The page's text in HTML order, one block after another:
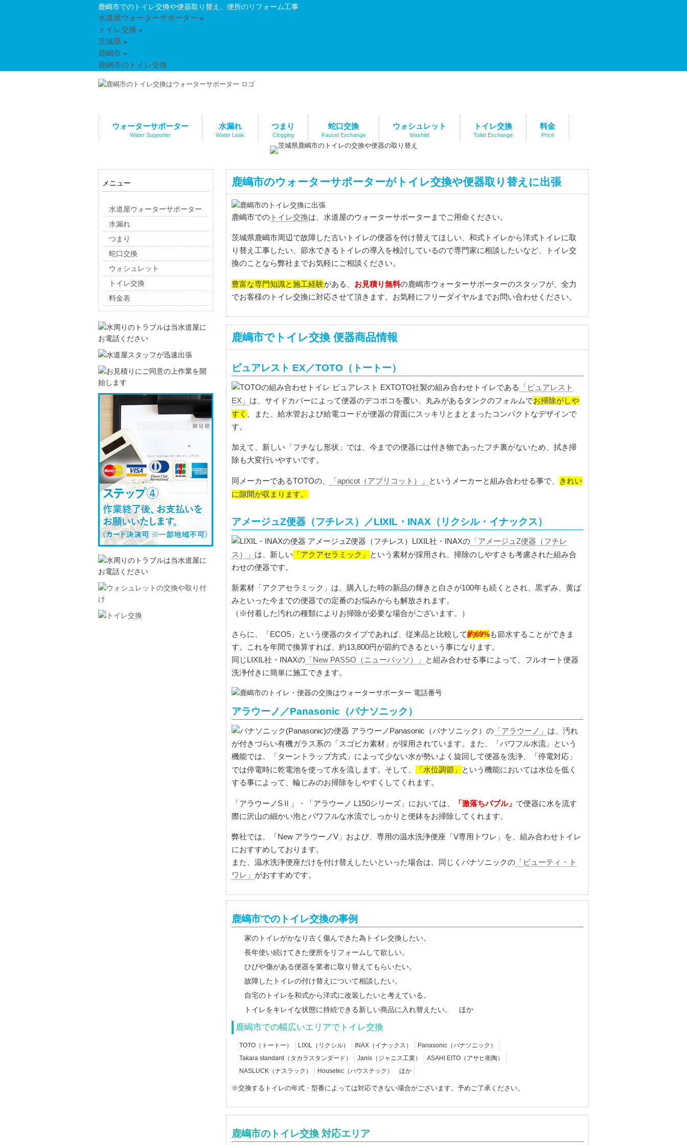
鹿嶋市でのトイレ交換や便器取り替え、便所のリフォーム工事
水道屋ウォーターサポーター »
トイレ交換 »
茨城県 »
鹿嶋市 »
鹿嶋市のトイレ交換
ウォーターサポーター
Water Supporter
水漏れ
Water Leak
つまり
Clogging
蛇口交換
Faucet Exchange
ウォシュレット
Washlet
トイレ交換
Toilet Exchange
料金
Price
鹿嶋市のウォーターサポーターがトイレ交換や便器取り替えに出張
鹿嶋市での トイレ交換は、水道屋のウォーターサポーターまでご用命ください。
茨城県鹿嶋市周辺で故障した古いトイレの便器を付け替えてほしい、和式トイレから洋式トイレに取
り替え工事したい、節水できるトイレの導入を検討しているので専門家に相談したいなど、トイレ交
換のことなら弊社までお気軽にご相談ください。
豊富な専門知識と施工経験がある、 お見積り無料の鹿嶋市ウォーターサポーターのスタッフが、全力
でお客様のトイレ交換に対応させて頂きます。お気軽にフリーダイヤルまでお問い合わせください。
鹿嶋市でトイレ交換 便器商品情報
ピュアレスト EX／TOTO（トートー）
TOTO社製の組み合わせトイレである
「ピュアレスト
EX」 は、サイドカバーによって便器のデコボコを覆い、丸みがあるタンクのフォルムでお掃除がしや
すく
、また、給水管および給電コードが便器の背面にスッキリとまとまったコンパクトなデザインで
す。
加えて、新しい「フチなし形状」では、今までの便器には付き物であったフチ裏がないため、拭き掃
除も大変行いやすいです。
同メーカーであるTOTOの、 「apricot（アプリコット）」 というメーカーと組み合わせる事で、
きれい
に隙間が収まります。
アメージュZ便器（フチレス）／LIXIL・INAX（リクシル・イナックス）
LIXIL社・INAXの 「アメージュZ便器（フチレ
ス）」 は、新しい 「アクアセラミック」
という素材が採用され、掃除のしやすさも考慮された組み合
わせの便器です。
新素材「アクアセラミック」は、購入した時の新品の輝きと白さが100年も続くとされ、黒ずみ、黄ば
みといった今までの便器での定番のお悩みからも解放されます。
（※付着した汚れの種類によりお掃除が必要な場合がございます。）
さらに、「ECO5」という便器のタイプであれば、従来品と比較して約69%も節水することができま
す。これを年間で換算すれば、約13,800円が節約できるという事になります。
同じLIXIL社・INAXの 「New PASSO（ニューパッソ）」
と組み合わせる事によって、フルオート便器
洗浄付きに簡単に施工できます。
アラウーノ／Panasonic（パナソニック）
Panasonic（パナソニック）の 「アラウーノ」 は、汚れ
が付きづらい有機ガラス系の「スゴピカ素材」が採用されています。また、「パワフル水流」という
機能では、「ターントラップ方式」によって少ない水が勢いよく旋回して便器を洗浄、「停電対応」
では停電時に乾電池を使って水を流します。そして、
「水位調節」
という機能においては水位を低く
する事によって、輪じみのお掃除をしやすくしてくれます。
「アラウーノSⅡ」・「アラウーノ L150シリーズ」においては、 「激落ちバブル」 で便器に水を流す
際に沢山の細かい泡とパワフルな水流でしっかりと便鉢をお掃除してくれます。
弊社では、「New アラウーノV」および、専用の温水洗浄便座「V専用トワレ」を、組み合わせトイレ
におすすめしております。
また、温水洗浄便座だけを付け替えしたいといった場合は、同じくパナソニックの 「ビューティ・ト
ワレ」 がおすすめです。
鹿嶋市でのトイレ交換の事例
家のトイレがかなり古く傷んできた為トイレ交換したい。
長年使い続けてきた便所をリフォームして欲しい。
ひびや傷がある便器を業者に取り替えてもらいたい。
故障したトイレの付け替えについて相談したい。
自宅のトイレを和式から洋式に改装したいと考えている。
トイレをキレイな状態に持続できる新しい商品に入れ替えたい。 ほか
鹿嶋市での幅広いエリアでトイレ交換
TOTO（トートー） LIXIL（リクシル） INAX（イナックス）
Panasonic（パナソニック）
Takara standard（タカラスタンダード）
Janis（ジャニス工業）
ASAHI EITO（アサヒ衛陶）
NASLUCK（ナスラック）
Housetec（ハウステック） ほか
※交換するトイレの年式・型番によっては対応できない場合がございます。予めご了承ください。
鹿嶋市のトイレ交換 対応エリア
メニュー
水道屋ウォーターサポーター
水漏れ
つまり
蛇口交換
ウォシュレット
トイレ交換
料金表